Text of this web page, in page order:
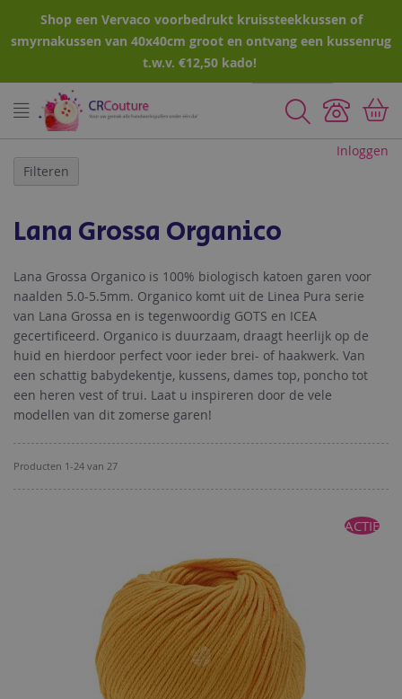
Shop een Vervaco voorbedrukt kruissteekkussen of
smyrnakussen van 40x40cm groot en ontvang een kussenrug
t.w.v. €12,50 kado!
Zoeken
Inloggen
Lana Grossa Organico
Lana Grossa Organico is 100% biologisch katoen garen voor
naalden 5.0-5.5mm. Organico komt uit de Linea Pura serie
van Lana Grossa en is tegenwoordig GOTS en ICEA
gecertificeerd. Organico is duurzaam, draagt heerlijk op de
huid en hierdoor perfect voor ieder brei- of haakwerk. Van
een schattig babydekentje, kussens, dames top, poncho tot
een heren vest of trui. Laat u inspireren door de vele
modellen van dit zomerse garen!
Producten 1-24 van 27
ACTIE
Filteren